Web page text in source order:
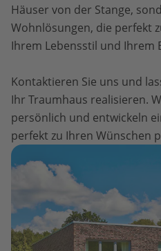
Häuser von der Stange,
Wohnlösungen, die perfekt
Ihrem Lebensstil und Ihrem
Kontaktieren Sie uns und
Ihr Traumhaus realisieren.
persönlich und entwickeln
perfekt zu Ihren Wünschen